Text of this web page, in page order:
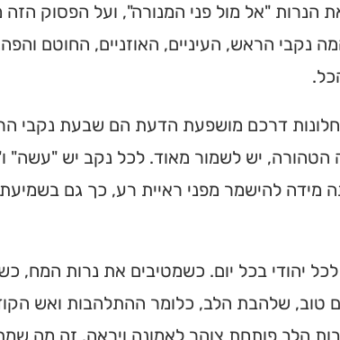
הנרות "אל מול פני המנורה", ועל הפסוק הזה
נקבי הראש, העיניים, האוזניים, החוטם
דרכם מושפעת הדעת הם שבעת נקבי
הטהורה, יש לשמור מאוד. לכל נקב יש "עשה"
מידה להישמר מפני ראיית רע, כך גם בשמיעת
יהודי בכל יום. כשמטיבים את נרות המח,
טוב, שלהבת הלב, כלומר ההתלהבות ואש
הלב פותחת צוהר לאמונה ויראה. זה מה